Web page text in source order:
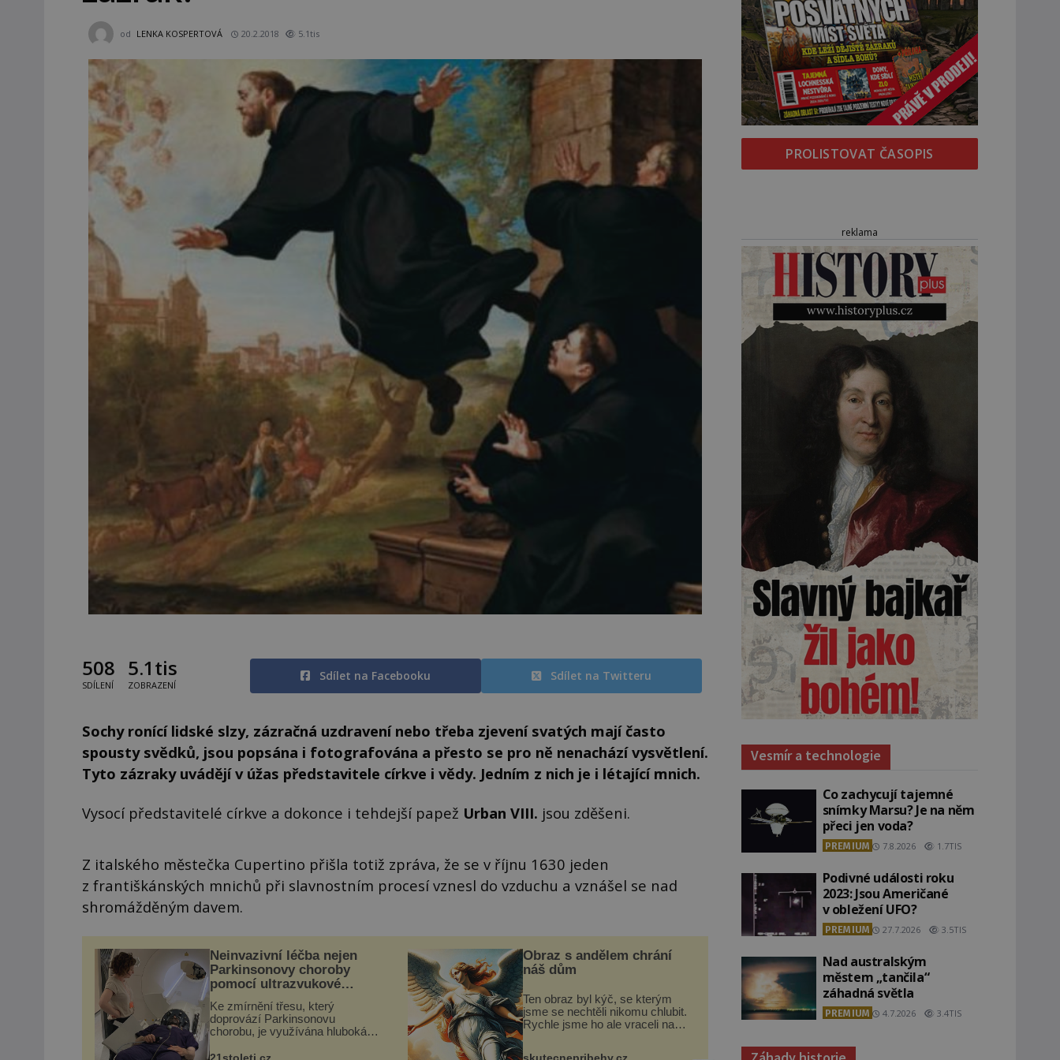
od LENKA KOSPERTOVÁ 20.2.2018 5.1tis
508
SDÍLENÍ
5.1tis
ZOBRAZENÍ
Sdílet na Facebooku Sdílet na Twitteru
Sochy ronící lidské slzy, zázračná uzdravení nebo třeba zjevení svatých mají často
spousty svědků, jsou popsána i fotografována a přesto se pro ně nenachází vysvětlení.
Tyto zázraky uvádějí v úžas představitele církve i vědy. Jedním z nich je i létající mnich.
Vysocí představitelé církve a dokonce i tehdejší papež Urban VIII. jsou zděšeni.
Z italského městečka Cupertino přišla totiž zpráva, že se v říjnu 1630 jeden
z františkánských mnichů při slavnostním procesí vznesl do vzduchu a vznášel se nad
shromážděným davem.
Neinvazivní léčba nejen
Parkinsonovy choroby
pomocí ultrazvukové
„helmy“
Ke zmírnění třesu, který
doprovází Parkinsonovu
chorobu, je využívána hluboká
vyžaduje vysoce invazivní
21stoleti.cz
Obraz s andělem chrání
náš dům
Ten obraz byl kýč, se kterým
jsme se nechtěli nikomu chlubit.
Rychle jsme ho ale vraceli na
skutecnepribehy.cz
PROLISTOVAT ČASOPIS
reklama
Vesmír a technologie
Co zachycují tajemné
snímky Marsu? Je na něm
přeci jen voda?
PREMIUM 7.8.2026 1.7TIS
Podivné události roku
2023: Jsou Američané
v obležení UFO?
PREMIUM 27.7.2026 3.5TIS
Nad australským
městem „tančila“
záhadná světla
PREMIUM 4.7.2026 3.4TIS